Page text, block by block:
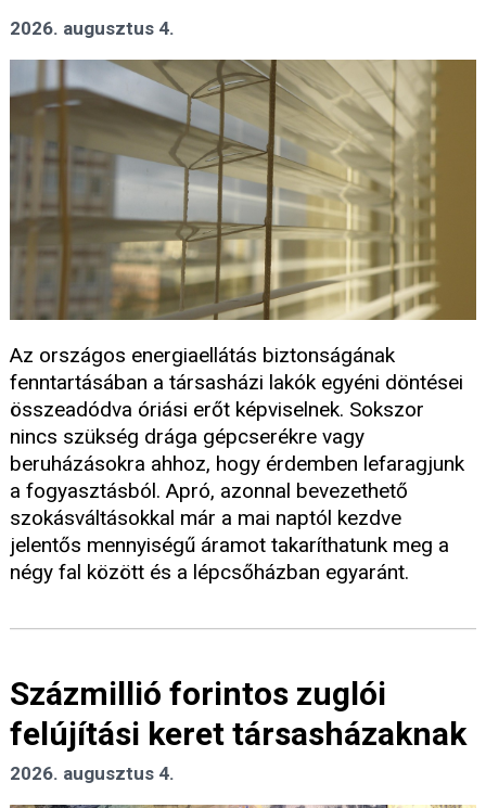
2026. augusztus 4.
Az országos energiaellátás biztonságának
fenntartásában a társasházi lakók egyéni döntései
összeadódva óriási erőt képviselnek. Sokszor
nincs szükség drága gépcserékre vagy
beruházásokra ahhoz, hogy érdemben lefaragjunk
a fogyasztásból. Apró, azonnal bevezethető
szokásváltásokkal már a mai naptól kezdve
jelentős mennyiségű áramot takaríthatunk meg a
négy fal között és a lépcsőházban egyaránt.
Százmillió forintos zuglói
felújítási keret társasházaknak
2026. augusztus 4.